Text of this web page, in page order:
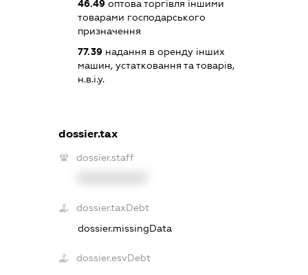
46.49оптова торгівля іншими
товарами господарського
призначення
77.39надання в оренду інших
машин, устатковання та товарів,
н.в.і.у.
dossier.tax
dossier.staff
dossier.taxDebt
dossier.missingData
dossier.esvDebt